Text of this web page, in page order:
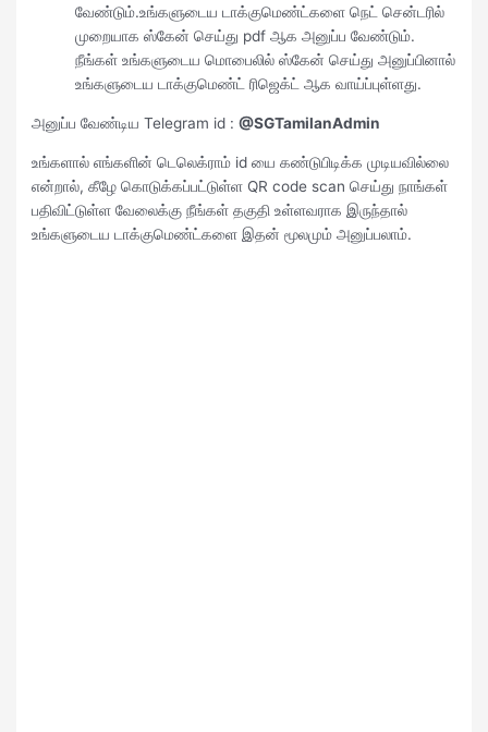
வேண்டும்.உங்களுடைய டாக்குமெண்ட்களை நெட் சென்டரில்
முறையாக ஸ்கேன் செய்து pdf ஆக அனுப்ப வேண்டும்.
நீங்கள் உங்களுடைய மொபைலில் ஸ்கேன் செய்து அனுப்பினால்
உங்களுடைய டாக்குமெண்ட் ரிஜெக்ட் ஆக வாய்ப்புள்ளது.
அனுப்ப வேண்டிய Telegram id :@SGTamilanAdmin
உங்களால் எங்களின் டெலெக்ராம் id யை கண்டுபிடிக்க முடியவில்லை
என்றால், கீழே கொடுக்கப்பட்டுள்ள QR code scan செய்து நாங்கள்
பதிவிட்டுள்ள வேலைக்கு நீங்கள் தகுதி உள்ளவராக இருந்தால்
உங்களுடைய டாக்குமெண்ட்களை இதன் மூலமும் அனுப்பலாம்.